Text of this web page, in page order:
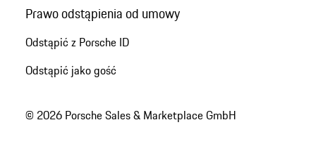
Prawo odstąpienia od umowy
Odstąpić z Porsche ID
Odstąpić jako gość
© 2026 Porsche Sales & Marketplace GmbH